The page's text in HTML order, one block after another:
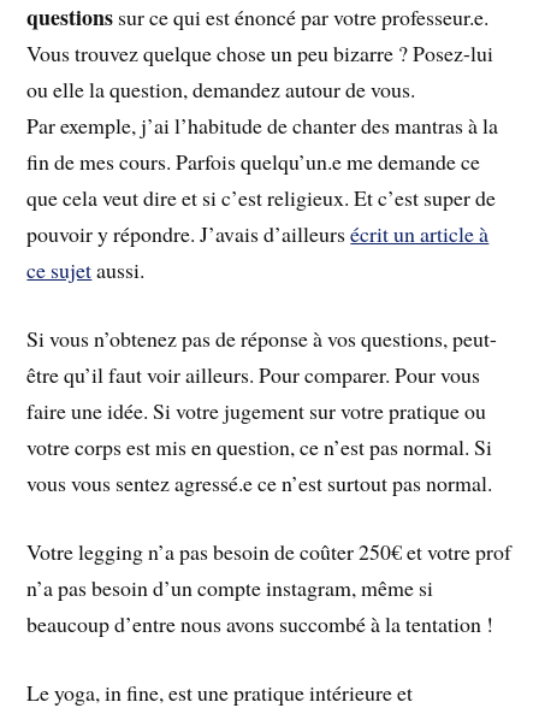
questions sur ce qui est énoncé par votre professeur.e.
Vous trouvez quelque chose un peu bizarre ? Posez-lui
ou elle la question, demandez autour de vous.
Par exemple, j’ai l’habitude de chanter des mantras à la
fin de mes cours. Parfois quelqu’un.e me demande ce
que cela veut dire et si c’est religieux. Et c’est super de
pouvoir y répondre. J’avais d’ailleursécrit un article à
ce sujetaussi.
Si vous n’obtenez pas de réponse à vos questions, peut-
être qu’il faut voir ailleurs. Pour comparer. Pour vous
faire une idée. Si votre jugement sur votre pratique ou
votre corps est mis en question, ce n’est pas normal. Si
vous vous sentez agressé.e ce n’est surtout pas normal.
Votre legging n’a pas besoin de coûter 250€ et votre prof
n’a pas besoin d’un compte instagram, même si
beaucoup d’entre nous avons succombé à la tentation !
Le yoga, in fine, est une pratique intérieure et